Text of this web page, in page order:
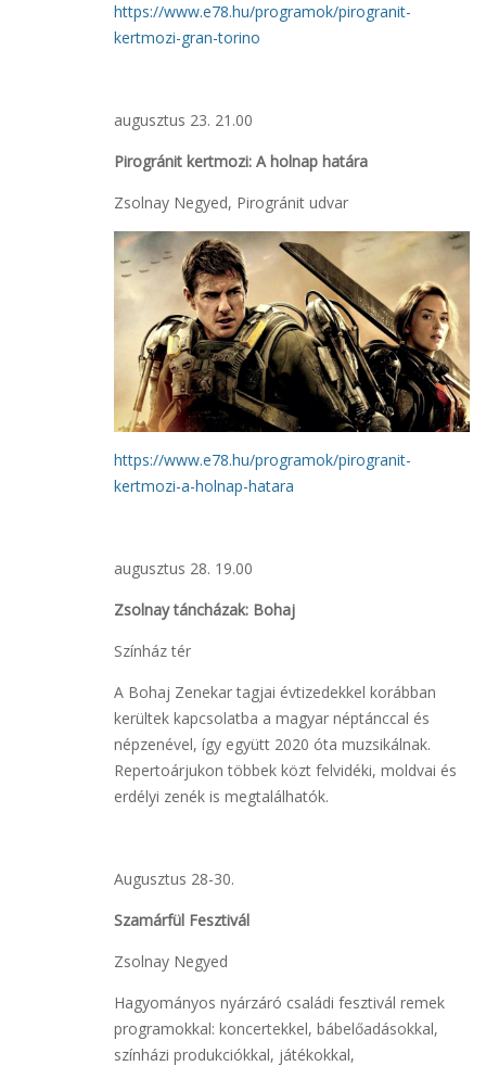
https://www.e78.hu/programok/pirogranit-
kertmozi-gran-torino
augusztus 23. 21.00
Pirogránit kertmozi: A holnap határa
Zsolnay Negyed, Pirogránit udvar
https://www.e78.hu/programok/pirogranit-
kertmozi-a-holnap-hatara
augusztus 28. 19.00
Zsolnay táncházak: Bohaj
Színház tér
A Bohaj Zenekar tagjai évtizedekkel korábban
kerültek kapcsolatba a magyar néptánccal és
népzenével, így együtt 2020 óta muzsikálnak.
Repertoárjukon többek közt felvidéki, moldvai és
erdélyi zenék is megtalálhatók.
Augusztus 28-30.
Szamárfül Fesztivál
Zsolnay Negyed
Hagyományos nyárzáró családi fesztivál remek
programokkal: koncertekkel, bábelőadásokkal,
színházi produkciókkal, játékokkal,